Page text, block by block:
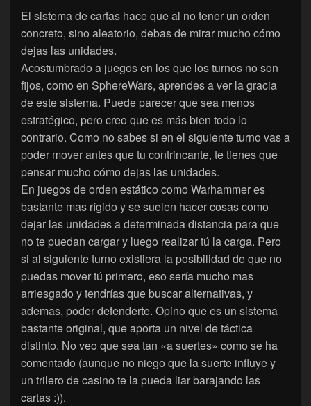
El sistema de cartas hace que al no tener un orden
concreto, sino aleatorio, debas de mirar mucho cómo
dejas las unidades.
Acostumbrado a juegos en los que los turnos no son
fijos, como en SphereWars, aprendes a ver la gracia
de este sistema. Puede parecer que sea menos
estratégico, pero creo que es más bien todo lo
contrario. Como no sabes si en el siguiente turno vas a
poder mover antes que tu contrincante, te tienes que
pensar mucho cómo dejas las unidades.
En juegos de orden estático como Warhammer es
bastante mas rígido y se suelen hacer cosas como
dejar las unidades a determinada distancia para que
no te puedan cargar y luego realizar tú la carga. Pero
si al siguiente turno existiera la posibilidad de que no
puedas mover tú primero, eso sería mucho mas
arriesgado y tendrías que buscar alternativas, y
ademas, poder defenderte. Opino que es un sistema
bastante original, que aporta un nivel de táctica
distinto. No veo que sea tan «a suertes» como se ha
comentado (aunque no niego que la suerte influye y
un trilero de casino te la pueda liar barajando las
cartas :)).